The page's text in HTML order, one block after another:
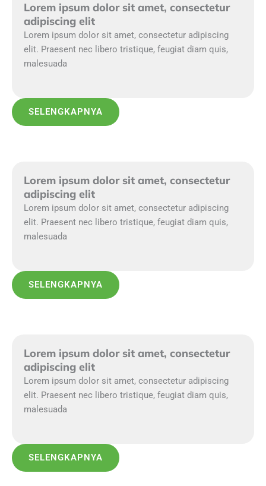
Lorem ipsum dolor sit amet, consectetur
adipiscing elit
Lorem ipsum dolor sit amet, consectetur adipiscing
elit. Praesent nec libero tristique, feugiat diam quis,
malesuada
SELENGKAPNYA
Lorem ipsum dolor sit amet, consectetur
adipiscing elit
Lorem ipsum dolor sit amet, consectetur adipiscing
elit. Praesent nec libero tristique, feugiat diam quis,
malesuada
SELENGKAPNYA
Lorem ipsum dolor sit amet, consectetur
adipiscing elit
Lorem ipsum dolor sit amet, consectetur adipiscing
elit. Praesent nec libero tristique, feugiat diam quis,
malesuada
SELENGKAPNYA